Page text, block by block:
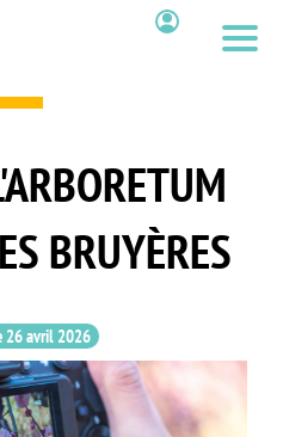
BRUYÈRES
26 avril 2026